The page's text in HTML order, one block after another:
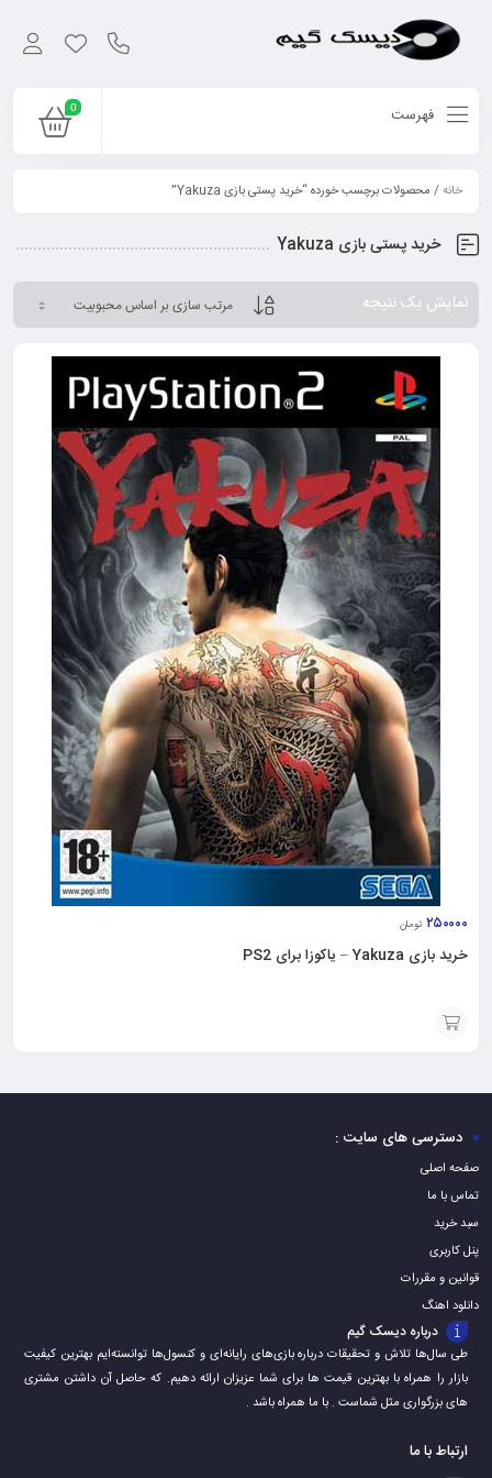
0 فهرست
خانه/ محصولات برچسب خورده “خرید پستی بازی Yakuza”
خرید پستی بازی Yakuza
نمایش یک نتیجه
۲۵۰۰۰۰ تومان
خرید بازی Yakuza – یاکوزا برای PS2
به
دسترسی های سایت :
صفحه اصلی
تماس با ما
سبد خرید
پنل کاربری
قوانین و مقررات
دانلود اهنگ
درباره دیسک گیم
طی سال‌ها تلاش و تحقیقات درباره بازی‌های رایانه‌ای و کنسول‌ها توانسته‌ایم بهترین کیفیت
بازار را همراه با بهترین قیمت ها برای شما عزیزان ارائه دهیم. که حاصل آن داشتن مشتری
های بزرگواری مثل شماست . با ما همراه باشد .
ارتباط با ما